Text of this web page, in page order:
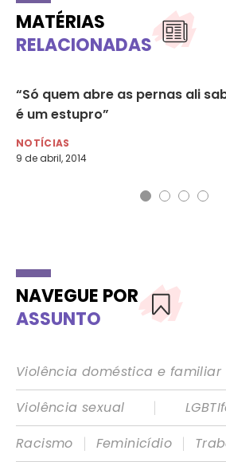
MATÉRIAS
RELACIONADAS
“Só quem abre as pernas ali
é um estupro”
NOTÍCIAS
9 de abril, 2014
NAVEGUE POR
ASSUNTO
Violência doméstica e familiar
Violência sexual
|
Racismo
| Feminicídio |